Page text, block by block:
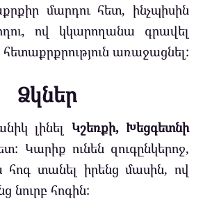
մարդու հետ, ինչպիսին
ով կկարողանա գրավել
հետաքրքրություն առաջացնել:
Ձկներ
լինել Կշեռքի, Խեցգետնի
Կարիք ունեն զուգընկերոջ,
տանել իրենց մասին, ով
նուրբ հոգին: